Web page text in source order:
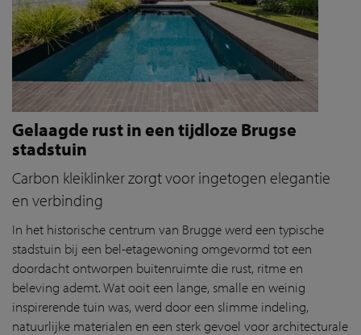
Gelaagde rust in een tijdloze Brugse
stadstuin
Carbon kleiklinker zorgt voor ingetogen elegantie
en verbinding
In het historische centrum van Brugge werd een typische
stadstuin bij een bel-etagewoning omgevormd tot een
doordacht ontworpen buitenruimte die rust, ritme en
beleving ademt. Wat ooit een lange, smalle en weinig
inspirerende tuin was, werd door een slimme indeling,
natuurlijke materialen en een sterk gevoel voor architecturale